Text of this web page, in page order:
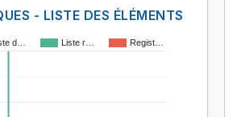
- LISTE DES ÉLÉMENTS
d… Liste r… Regist…